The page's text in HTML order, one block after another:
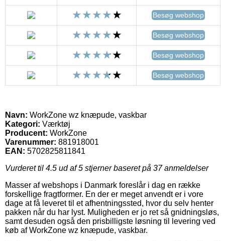
Besøg webshop
Besøg webshop
Besøg webshop
Besøg webshop
Navn: WorkZone wz knæpude, vaskbar
Kategori: Værktøj
Producent: WorkZone
Varenummer: 881918001
EAN: 5702825811841
Vurderet til 4.5 ud af 5 stjerner baseret på 37anmeldelser
Masser af webshops i Danmark foreslår i dag en række
forskellige fragtformer. En der er meget anvendt er i vore
dage at få leveret til et afhentningssted, hvor du selv henter
pakken når du har lyst. Muligheden er jo ret så gnidningsløs,
samt desuden også den prisbilligste løsning til levering ved
køb af WorkZone wz knæpude, vaskbar.